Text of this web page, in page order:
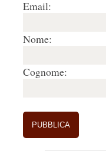
Email:
Nome:
Cognome: